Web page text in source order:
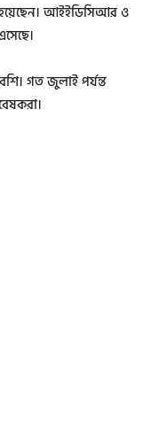
আইইডিসিআর ও
গত জুলাই পর্যন্ত